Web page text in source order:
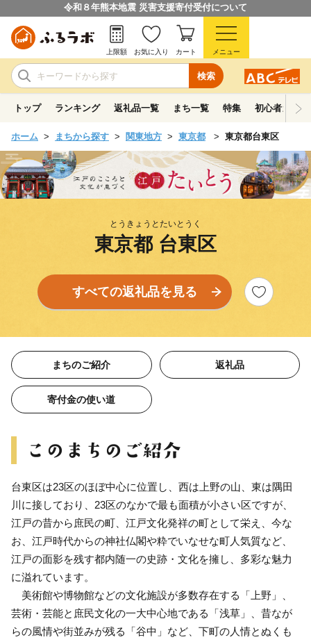
令和８年熊本地震 災害支援寄付受付について
検索
上限額 お気に入り カート メニュー
トップ ランキング 返礼品一覧 まち一覧 特集 初心者ガイド
ホーム まちから探す 関東地方 東京都 東京都台東区
とうきょうとたいとうく
東京都 台東区
すべての返礼品を見る
まちのご紹介 返礼品
寄付金の使い道
台東区は23区のほぼ中心に位置し、西は上野の山、東は隅田
川に接しており、23区のなかで最も面積が小さい区ですが、
江戸の昔から庶民の町、江戸文化発祥の町として栄え、今な
お、江戸時代からの神社仏閣や粋でいなせな町人気質など、
江戸の面影を残す都内随一の史跡・文化を擁し、多彩な魅力
に溢れています。
美術館や博物館などの文化施設が多数存在する「上野」、
芸術・芸能と庶民文化の一大中心地である「浅草」、昔なが
らの風情や街並みが残る「谷中」など、下町の人情とぬくも